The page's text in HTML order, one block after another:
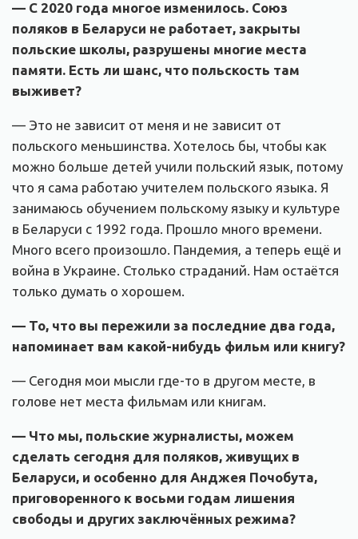
— С 2020 года многое изменилось. Союз
поляков в Беларуси не работает, закрыты
польские школы, разрушены многие места
памяти. Есть ли шанс, что польскость там
выживет?
— Это не зависит от меня и не зависит от
польского меньшинства. Хотелось бы, чтобы как
можно больше детей учили польский язык, потому
что я сама работаю учителем польского языка. Я
занимаюсь обучением польскому языку и культуре
в Беларуси с 1992 года. Прошло много времени.
Много всего произошло. Пандемия, а теперь ещё и
война в Украине. Столько страданий. Нам остаётся
только думать о хорошем.
— То, что вы пережили за последние два года,
напоминает вам какой-нибудь фильм или книгу?
— Сегодня мои мысли где-то в другом месте, в
голове нет места фильмам или книгам.
— Что мы, польские журналисты, можем
сделать сегодня для поляков, живущих в
Беларуси, и особенно для Анджея Почобута,
приговоренного к восьми годам лишения
свободы и других заключённых режима?